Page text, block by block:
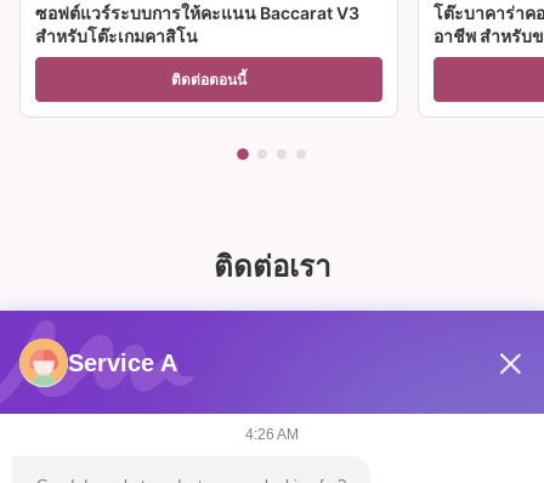
ซอฟต์แวร์ระบบการให้คะแนน Baccarat V3
สำหรับโต๊ะเกมคาสิโน
ติดต่อตอนนี้
โต๊ะบาคาร่าค
อาชีพ สําหรับ
ติดต่อเรา
Service A
4:26 AM